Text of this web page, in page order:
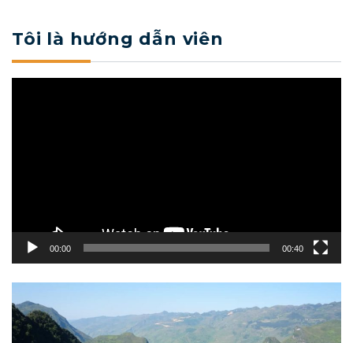
Tôi là hướng dẫn viên
00:00 00:40